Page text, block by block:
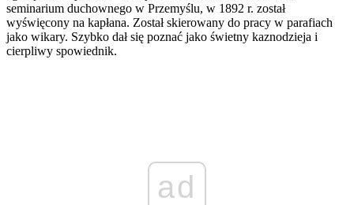
seminarium duchownego w Przemyślu, w 1892 r. został
wyświęcony na kapłana. Został skierowany do pracy w parafiach
jako wikary. Szybko dał się poznać jako świetny kaznodzieja i
cierpliwy spowiednik.
ad